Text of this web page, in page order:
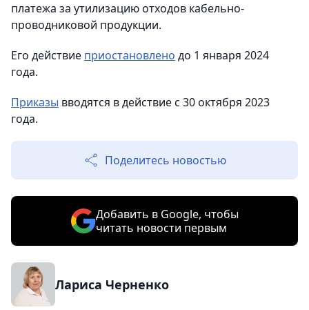
платежа за утилизацию отходов кабельно-
проводниковой продукции.
Его действие приостановлено до 1 января 2024
года.
Приказы вводятся в действие с 30 октября 2023
года.
Поделитесь новостью
Добавить в Google, чтобы
читать новости первым
Лариса Черненко